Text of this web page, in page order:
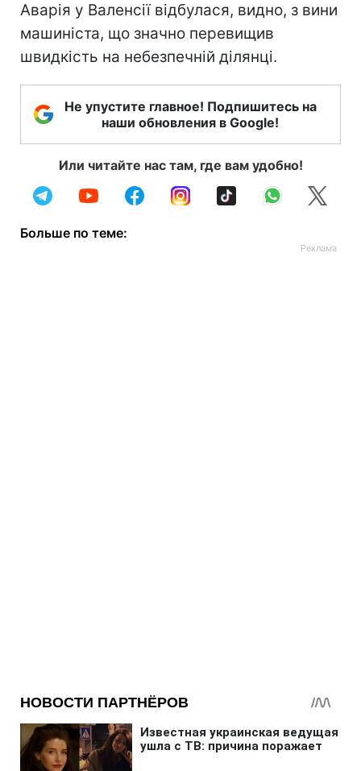
Аварія у Валенсії відбулася, видно, з вини
машиніста, що значно перевищив
швидкість на небезпечній ділянці.
Не упустите главное! Подпишитесь на
наши обновления в Google!
Или читайте нас там, где вам удобно!
Больше по теме: